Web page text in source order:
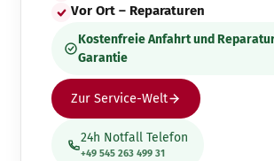
Vor Ort – Reparaturen
Kostenfreie Anfahrt und
Garantie
Zur Service-Welt
24h Notfall Telefon
+49 545 263 499 31